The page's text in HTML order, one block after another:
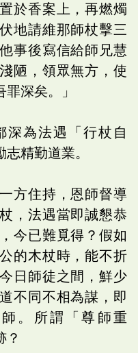
於香案上，再燃燭
地請維那師杖擊三
事後寫信給師兄慧
陋，領眾無方，使
深矣。」
深為法遇「行杖自
精勤道業。
方住持，恩師督導
，法遇當即誠懇恭
今已難覓得？假如
的木杖時，能不折
日師徒之間，鮮少
不同不相為謀，即
。所謂「尊師重
？